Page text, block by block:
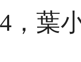
，葉